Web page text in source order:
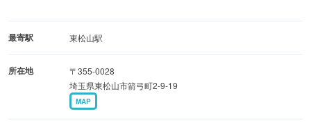
最寄駅 東松山駅
所在地
〒355-0028
埼玉県東松山市箭弓町2-9-19
MAP